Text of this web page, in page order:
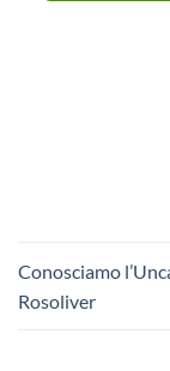
Conosciamo
Rosoliver